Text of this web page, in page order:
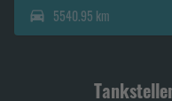
5540.95 km